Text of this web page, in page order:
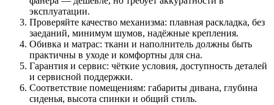
эксплуатации.
Проверяйте качество механизма: плавная раскладка, без
заеданий, минимум шумов, надёжные крепления.
Обивка и матрас: ткани и наполнитель должны быть
практичны в уходе и комфортны для сна.
Гарантия и сервис: чёткие условия, доступность деталей
и сервисной поддержки.
Соответствие помещениям: габариты дивана, глубина
сиденья, высота спинки и общий стиль.